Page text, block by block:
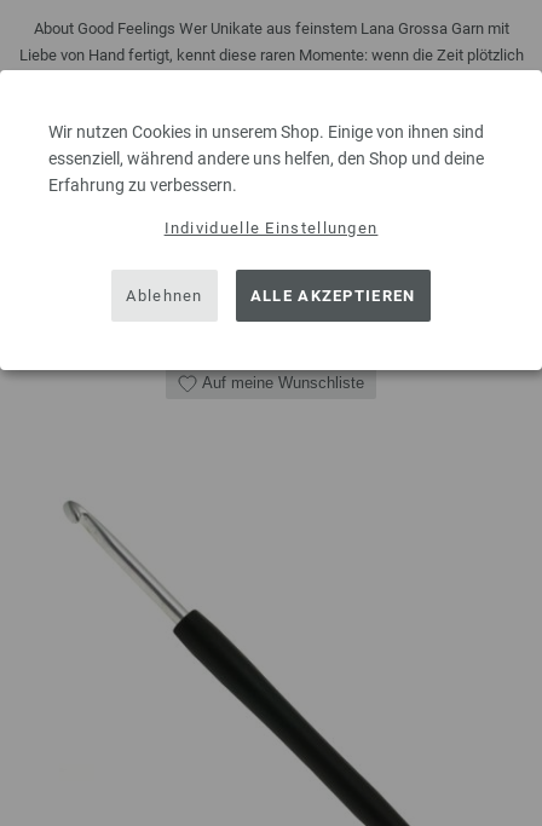
Wir nutzen Cookies in unserem Shop. Einige von ihnen sind
essenziell, während andere uns helfen, den Shop und deine
Erfahrung zu verbessern.
Individuelle Einstellungen
Ablehnen ALLE AKZEPTIEREN
About Good Feelings Wer Unikate aus feinstem Lana Grossa Garn mit
Liebe von Hand fertigt, kennt diese raren Momente: wenn die Zeit plötzlich
8,50 € inkl. MwSt., zzgl.Versandkosten
Auf meine Wunschliste